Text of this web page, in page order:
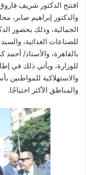
افتتح الدكتور شريف
والدكتور إبراهيم صابر،
الجمالية، وذلك بحضور
للصناعات الغذائية،
بالقاهرة، والأستاذ/
للوزارة، ويأتي ذلك في
والاستهلاكية للمواطنين
والمناطق الأكثر احتياجًا.